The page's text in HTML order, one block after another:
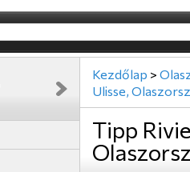
Kezdőlap >
Ulisse,
Tipp